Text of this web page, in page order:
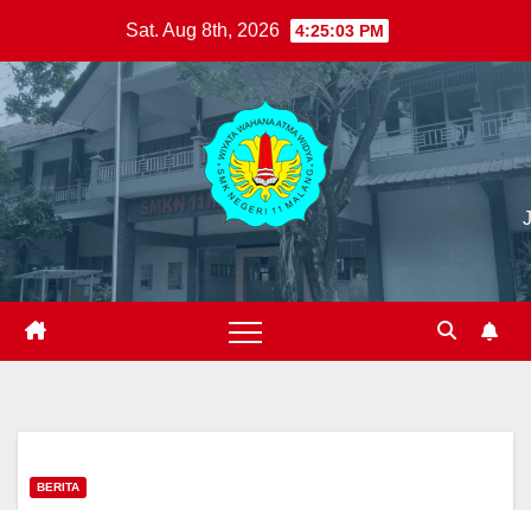
content
Sat. Aug 8th, 2026 4:25:04 PM
BERITA